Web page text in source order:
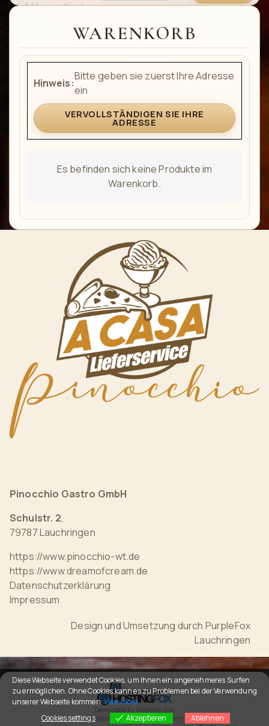
zzgl.Versandkosten
WARENKORB
Hinweis:
Bitte geben sie zuerst Ihre Adresse
ein
VERVOLLSTÄNDIGEN SIE IHRE
ADRESSE
Es befinden sich keine Produkte im
Warenkorb.
Pinocchio Gastro GmbH
Schulstr. 2,
79787 Lauchringen
https://www.pinocchio-wt.de
https://www.dreamofcream.de
Datenschutzerklärung
Impressum
Design und Umsetzung durch PurpleFox
Lauchringen
Diese Webseite verwendet Cookies, um Ihnen ein angenehmeres Surfen
zu ermöglichen. Ohne Cookies kann es zu Problemen bei der Verwendung
unserer Webseite kommen.View more
Cookies settings
Akzeptieren Ablehnen